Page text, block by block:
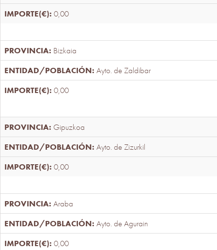
0,00
Bizkaia
Ayto. de Zaldibar
0,00
Gipuzkoa
Ayto. de Zizurkil
0,00
Araba
Ayto. de Agurain
0,00